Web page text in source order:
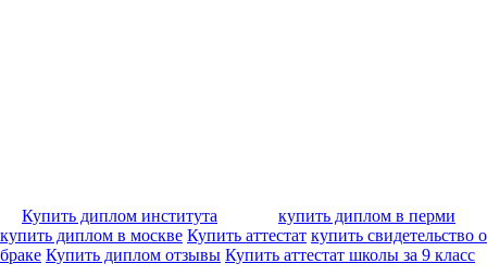
Купить диплом института
купить диплом в перми
купить диплом в москве Купить аттестат купить свидетельство о
браке Купить диплом отзывы Купить аттестат школы за 9 класс